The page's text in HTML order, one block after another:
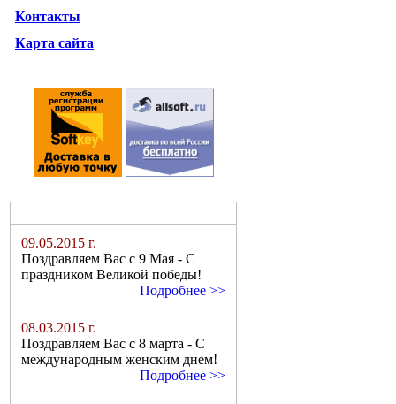
Контакты
Карта сайта
09.05.2015 г.
Поздравляем Вас с 9 Мая - С
праздником Великой победы!
Подробнее >>
08.03.2015 г.
Поздравляем Вас с 8 марта - С
международным женским днем!
Подробнее >>